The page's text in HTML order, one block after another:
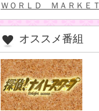
ＷＯＲＬＤ ＭＡＲＫＥ
オススメ番組